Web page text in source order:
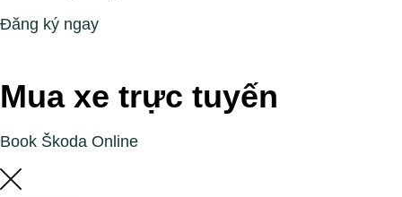
Đăng ký ngay
Mua xe trực tuyến
Book Škoda Online